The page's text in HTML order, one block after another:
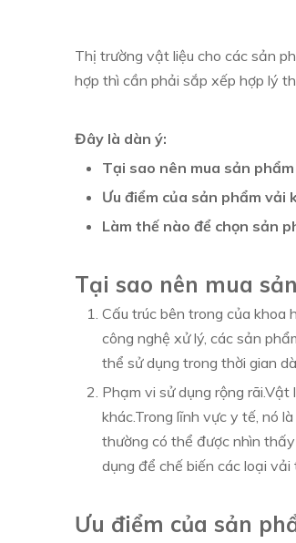
Thị trường vật liệu cho các sản
hợp thì cần phải sắp xếp hợp lý
Đây là dàn ý:
Tại sao nên mua sản
Ưu điểm của sản phẩm vải
Làm thế nào để chọn sản
Tại sao nên mua
Cấu trúc bên trong của khoa
công nghệ xử lý, các sản
thể sử dụng trong thời gian
Phạm vi sử dụng rộng
khác.Trong lĩnh vực y tế, nó
thường có thể được nhìn
dụng để chế biến các loại vải
Ưu điểm của sản